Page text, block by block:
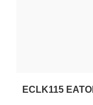
ECLK115